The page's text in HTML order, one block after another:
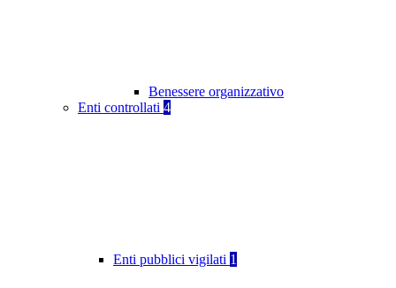
Benessere organizzativo
Enti controllati 4
Enti pubblici vigilati 1